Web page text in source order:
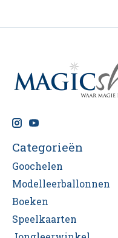
Categorieën
Goochelen
Modelleerballonnen
Boeken
Speelkaarten